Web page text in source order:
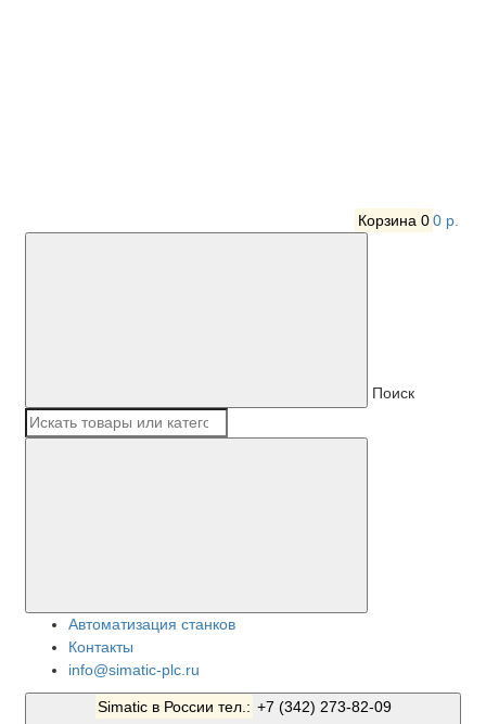
Корзина 00 р.
Поиск
Автоматизация станков
Контакты
info@simatic-plc.ru
Simatic в России тел.: +7 (342) 273-82-09